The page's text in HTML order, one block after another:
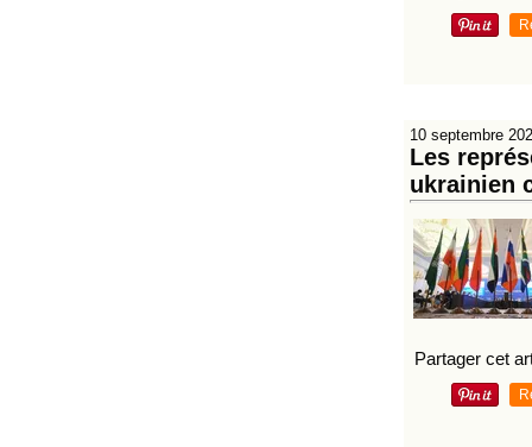
10 septembre
Les
ukrainien
Partager cet